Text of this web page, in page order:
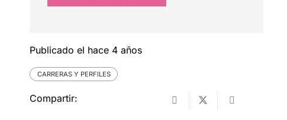
Publicado el hace 4 años
CARRERAS Y PERFILES
Compartir: